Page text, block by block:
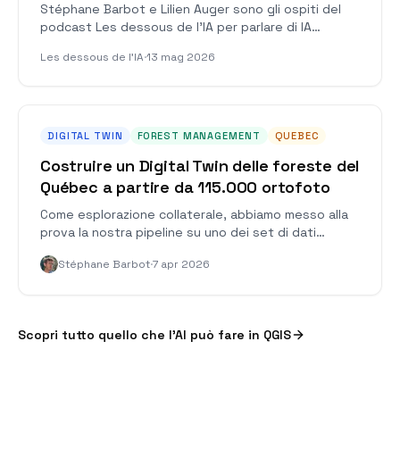
Stéphane Barbot e Lilien Auger sono gli ospiti del
podcast Les dessous de l'IA per parlare di IA
sovranità dei dati territoriali.
Les dessous de l'IA·13 mag 2026
DIGITAL TWIN FOREST MANAGEMENT QUEBEC
Costruire un Digital Twin delle foreste del
Québec a partire da 115.000 ortofoto
Come esplorazione collaterale, abbiamo messo alla
prova la nostra pipeline su uno dei set di dati
115.000 ortofoto del Québec, con proiezioni
Stéphane Barbot·7 apr 2026
Scopri tutto quello che l’AI può fare in QGIS